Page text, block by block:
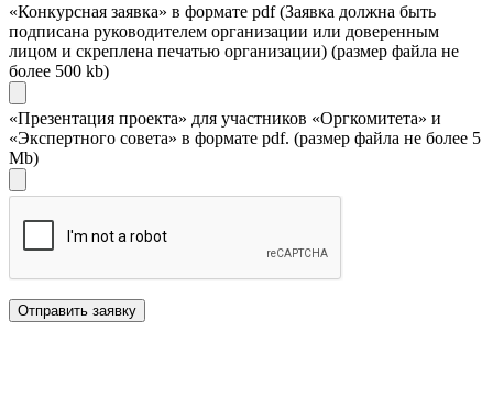
«Конкурсная заявка» в формате pdf (Заявка должна быть
подписана руководителем организации или доверенным
лицом и скреплена печатью организации) (размер файла не
более 500 kb)
«Презентация проекта» для участников «Оргкомитета» и
«Экспертного совета» в формате pdf. (размер файла не более 5
Mb)